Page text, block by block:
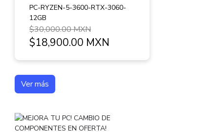
PC-RYZEN-5-3600-RTX-3060-
12GB
$30,000.00 MXN
$18,900.00 MXN
Ver más